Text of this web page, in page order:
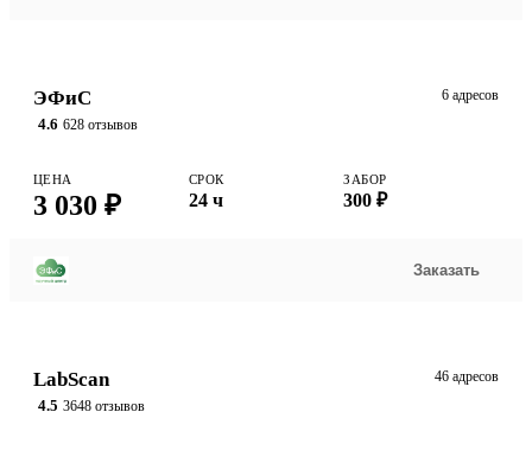
ЭФиС
4.6 628 отзывов
6 адресов
ЦЕНА
3 030 ₽
СРОК
24 ч
ЗАБОР
300 ₽
Заказать
LabScan
4.5 3648 отзывов
46 адресов